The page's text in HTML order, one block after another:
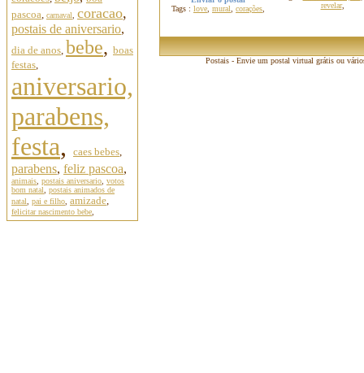
pascoa, carnaval coracao,
postais de aniversario,
dia de anos, bebe, boas
festas,
aniversario,
parabens,
festa, caes bebes,
parabens, feliz pascoa,
animais postais aniversario votos
bom natal
postais animados de
natal
pai e filho amizade,
felicitar nascimento bebe
Tags : love mural corações
revelar,
Postais - Envie um postal virtual grátis ou